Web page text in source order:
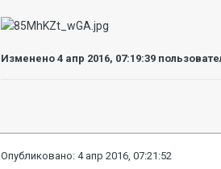
Изменено4 апр 2016, 07:19:39
Опубликовано:4 апр 2016, 07:21:52